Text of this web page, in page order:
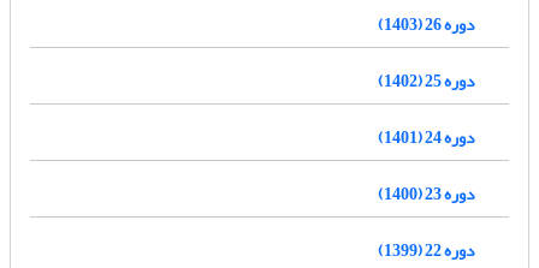
دوره 26 (1403)
دوره 25 (1402)
دوره 24 (1401)
دوره 23 (1400)
دوره 22 (1399)